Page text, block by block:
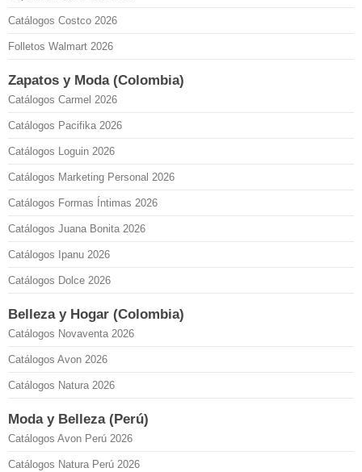
Catálogos Costco 2026
Folletos Walmart 2026
Zapatos y Moda (Colombia)
Catálogos Carmel 2026
Catálogos Pacifika 2026
Catálogos Loguin 2026
Catálogos Marketing Personal 2026
Catálogos Formas Íntimas 2026
Catálogos Juana Bonita 2026
Catálogos Ipanu 2026
Catálogos Dolce 2026
Belleza y Hogar (Colombia)
Catálogos Novaventa 2026
Catálogos Avon 2026
Catálogos Natura 2026
Moda y Belleza (Perú)
Catálogos Avon Perú 2026
Catálogos Natura Perú 2026